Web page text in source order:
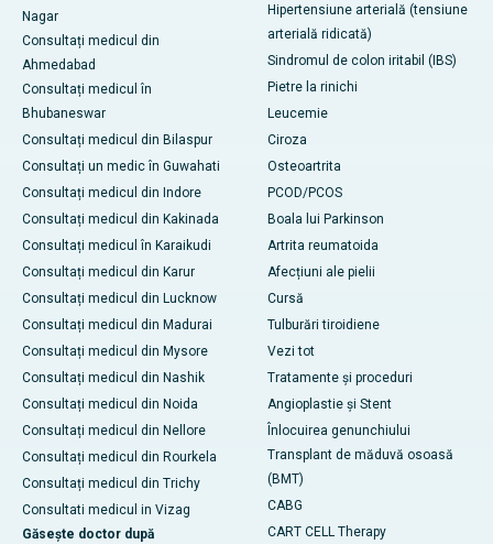
Nagar
Consultați medicul din
Ahmedabad
Consultați medicul în
Bhubaneswar
Consultați medicul din Bilaspur
Consultați un medic în Guwahati
Consultați medicul din Indore
Consultați medicul din Kakinada
Consultați medicul în Karaikudi
Consultați medicul din Karur
Consultați medicul din Lucknow
Consultați medicul din Madurai
Consultați medicul din Mysore
Consultați medicul din Nashik
Consultați medicul din Noida
Consultați medicul din Nellore
Consultați medicul din Rourkela
Consultați medicul din Trichy
Consultati medicul in Vizag
Găsește doctor după
Hipertensiune arterială (tensiune
arterială ridicată)
Sindromul de colon iritabil (IBS)
Pietre la rinichi
Leucemie
Ciroza
Osteoartrita
PCOD/PCOS
Boala lui Parkinson
Artrita reumatoida
Afecțiuni ale pielii
Cursă
Tulburări tiroidiene
Vezi tot
Tratamente și proceduri
Angioplastie și Stent
Înlocuirea genunchiului
Transplant de măduvă osoasă
(BMT)
CABG
CART CELL Therapy